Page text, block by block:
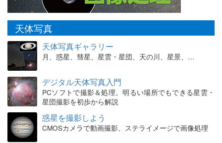
天体写真
天体写真ギャラリー
月、惑星、彗星、星雲・星団、天の川、星景、…
デジタル天体写真入門
PCソフトで撮影＆処理。明るい場所でもできる星雲・
星団撮影を初歩から解説
惑星を撮影しよう
CMOSカメラで動画撮影、ステライメージで画像処理